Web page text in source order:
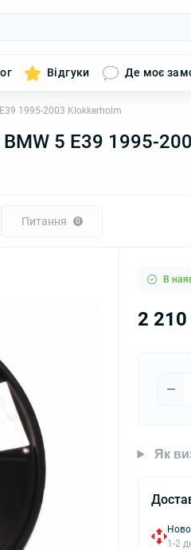
Відгуки Де моє
1995-2003 Klokkerholm
5 E39 1995-
Питання 0
В
2 210
Як
1-2